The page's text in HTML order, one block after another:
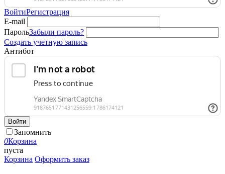
ВойтиРегистрация
E-mail
ПарольЗабыли пароль?
Создать учетную запись
Антибот
Войти
Запомнить
0Корзина
пуста
Корзина Оформить заказ